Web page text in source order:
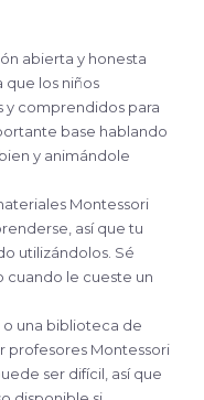
abierta y honesta
que los niños
y comprendidos para
base hablando
y animándole
Montessori
así que tu
utilizándolos. Sé
cuando le cueste un
o una biblioteca de
profesores Montessori
ser difícil, así que